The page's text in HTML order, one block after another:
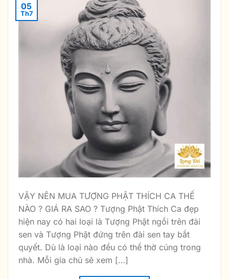
05
Th7
VẬY NÊN MUA TƯỢNG PHẬT THÍCH CA THẾ
NÀO ? GIÁ RA SAO ? Tượng Phật Thích Ca đẹp
hiện nay có hai loại là Tượng Phật ngồi trên đài
sen và Tượng Phật đứng trên đài sen tay bắt
quyết. Dù là loại nào đều có thể thờ cúng trong
nhà. Mỗi gia chủ sẽ xem […]